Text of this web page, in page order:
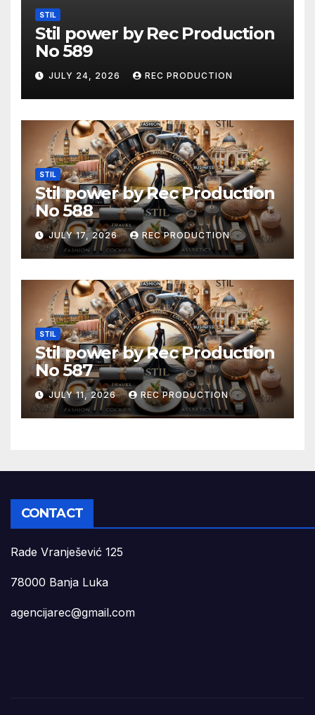
STIL
Stil power by Rec Production
No 589
JULY 24, 2026 REC PRODUCTION
STIL
Stil power by Rec Production
No 588
JULY 17, 2026 REC PRODUCTION
STIL
Stil power by Rec Production
No 587
JULY 11, 2026 REC PRODUCTION
CONTACT
Rade Vranješević 125
78000 Banja Luka
agencijarec@gmail.com